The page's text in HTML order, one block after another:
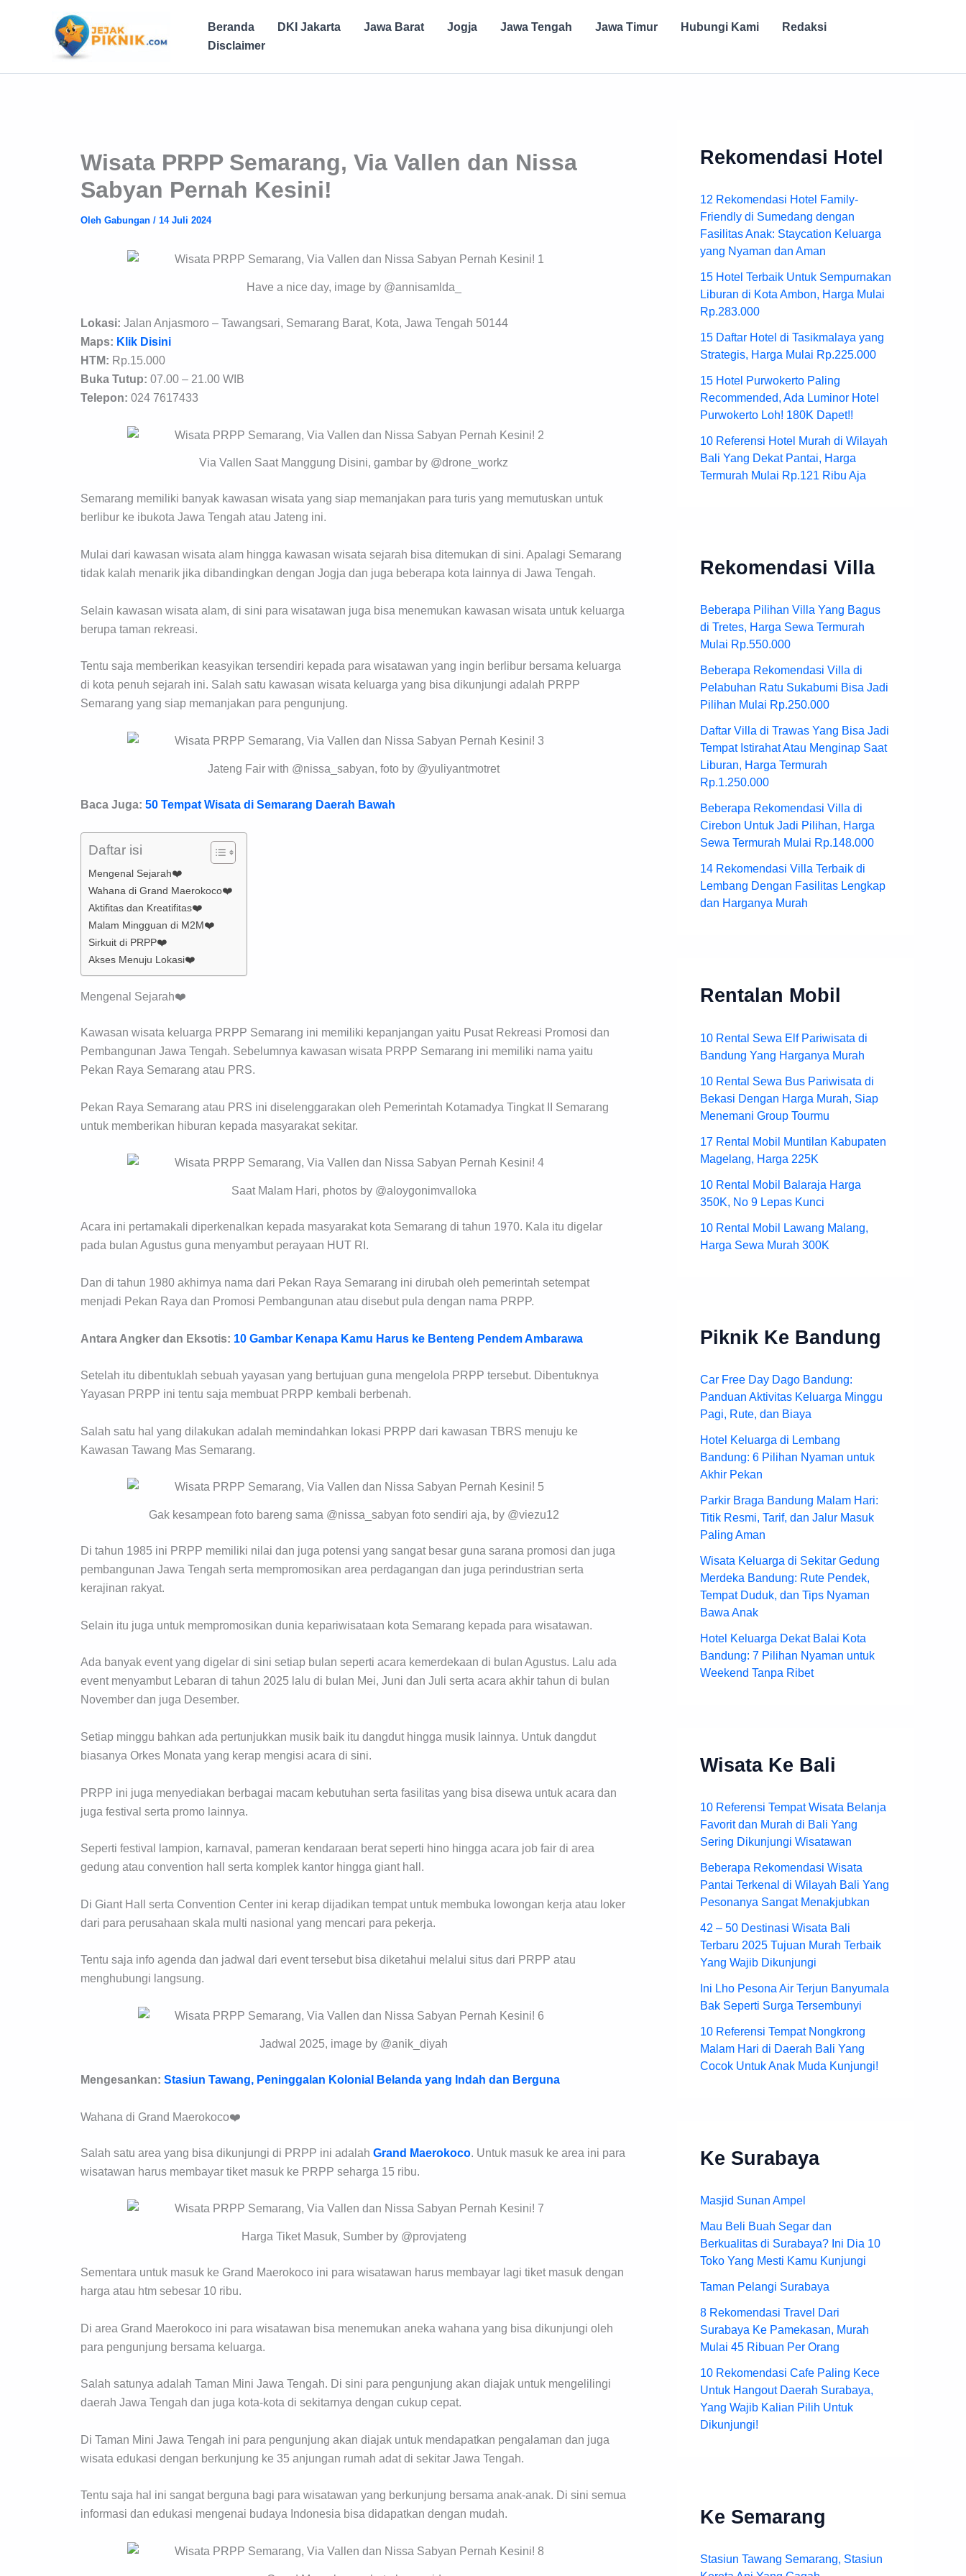
Beranda DKI Jakarta Jawa Barat Jogja Jawa Tengah Jawa Timur Hubungi Kami
Redaksi
Disclaimer
Wisata PRPP Semarang, Via Vallen dan Nissa
Sabyan Pernah Kesini!
Oleh Gabungan / 14 Juli 2024
Have a nice day, image by @annisamlda_
Lokasi: Jalan Anjasmoro – Tawangsari, Semarang Barat, Kota, Jawa Tengah 50144
Maps: Klik Disini
HTM: Rp.15.000
Buka Tutup: 07.00 – 21.00 WIB
Telepon: 024 7617433
Via Vallen Saat Manggung Disini, gambar by @drone_workz
Semarang memiliki banyak kawasan wisata yang siap memanjakan para turis yang memutuskan untuk
berlibur ke ibukota Jawa Tengah atau Jateng ini.
Mulai dari kawasan wisata alam hingga kawasan wisata sejarah bisa ditemukan di sini. Apalagi Semarang
tidak kalah menarik jika dibandingkan dengan Jogja dan juga beberapa kota lainnya di Jawa Tengah.
Selain kawasan wisata alam, di sini para wisatawan juga bisa menemukan kawasan wisata untuk keluarga
berupa taman rekreasi.
Tentu saja memberikan keasyikan tersendiri kepada para wisatawan yang ingin berlibur bersama keluarga
di kota penuh sejarah ini. Salah satu kawasan wisata keluarga yang bisa dikunjungi adalah PRPP
Semarang yang siap memanjakan para pengunjung.
Jateng Fair with @nissa_sabyan, foto by @yuliyantmotret
Baca Juga: 50 Tempat Wisata di Semarang Daerah Bawah
Daftar isi
Mengenal Sejarah❤️
Wahana di Grand Maerokoco❤️
Aktifitas dan Kreatifitas❤️
Malam Mingguan di M2M❤️
Sirkuit di PRPP❤️
Akses Menuju Lokasi❤️
Mengenal Sejarah❤️
Kawasan wisata keluarga PRPP Semarang ini memiliki kepanjangan yaitu Pusat Rekreasi Promosi dan
Pembangunan Jawa Tengah. Sebelumnya kawasan wisata PRPP Semarang ini memiliki nama yaitu
Pekan Raya Semarang atau PRS.
Pekan Raya Semarang atau PRS ini diselenggarakan oleh Pemerintah Kotamadya Tingkat II Semarang
untuk memberikan hiburan kepada masyarakat sekitar.
Saat Malam Hari, photos by @aloygonimvalloka
Acara ini pertamakali diperkenalkan kepada masyarakat kota Semarang di tahun 1970. Kala itu digelar
pada bulan Agustus guna menyambut perayaan HUT RI.
Dan di tahun 1980 akhirnya nama dari Pekan Raya Semarang ini dirubah oleh pemerintah setempat
menjadi Pekan Raya dan Promosi Pembangunan atau disebut pula dengan nama PRPP.
Antara Angker dan Eksotis: 10 Gambar Kenapa Kamu Harus ke Benteng Pendem Ambarawa
Setelah itu dibentuklah sebuah yayasan yang bertujuan guna mengelola PRPP tersebut. Dibentuknya
Yayasan PRPP ini tentu saja membuat PRPP kembali berbenah.
Salah satu hal yang dilakukan adalah memindahkan lokasi PRPP dari kawasan TBRS menuju ke
Kawasan Tawang Mas Semarang.
Gak kesampean foto bareng sama @nissa_sabyan foto sendiri aja, by @viezu12
Di tahun 1985 ini PRPP memiliki nilai dan juga potensi yang sangat besar guna sarana promosi dan juga
pembangunan Jawa Tengah serta mempromosikan area perdagangan dan juga perindustrian serta
kerajinan rakyat.
Selain itu juga untuk mempromosikan dunia kepariwisataan kota Semarang kepada para wisatawan.
Ada banyak event yang digelar di sini setiap bulan seperti acara kemerdekaan di bulan Agustus. Lalu ada
event menyambut Lebaran di tahun 2025 lalu di bulan Mei, Juni dan Juli serta acara akhir tahun di bulan
November dan juga Desember.
Setiap minggu bahkan ada pertunjukkan musik baik itu dangdut hingga musik lainnya. Untuk dangdut
biasanya Orkes Monata yang kerap mengisi acara di sini.
PRPP ini juga menyediakan berbagai macam kebutuhan serta fasilitas yang bisa disewa untuk acara dan
juga festival serta promo lainnya.
Seperti festival lampion, karnaval, pameran kendaraan berat seperti hino hingga acara job fair di area
gedung atau convention hall serta komplek kantor hingga giant hall.
Di Giant Hall serta Convention Center ini kerap dijadikan tempat untuk membuka lowongan kerja atau loker
dari para perusahaan skala multi nasional yang mencari para pekerja.
Tentu saja info agenda dan jadwal dari event tersebut bisa diketahui melalui situs dari PRPP atau
menghubungi langsung.
Jadwal 2025, image by @anik_diyah
Mengesankan: Stasiun Tawang, Peninggalan Kolonial Belanda yang Indah dan Berguna
Wahana di Grand Maerokoco❤️
Salah satu area yang bisa dikunjungi di PRPP ini adalah Grand Maerokoco. Untuk masuk ke area ini para
wisatawan harus membayar tiket masuk ke PRPP seharga 15 ribu.
Harga Tiket Masuk, Sumber by @provjateng
Sementara untuk masuk ke Grand Maerokoco ini para wisatawan harus membayar lagi tiket masuk dengan
harga atau htm sebesar 10 ribu.
Di area Grand Maerokoco ini para wisatawan bisa menemukan aneka wahana yang bisa dikunjungi oleh
para pengunjung bersama keluarga.
Salah satunya adalah Taman Mini Jawa Tengah. Di sini para pengunjung akan diajak untuk mengelilingi
daerah Jawa Tengah dan juga kota-kota di sekitarnya dengan cukup cepat.
Di Taman Mini Jawa Tengah ini para pengunjung akan diajak untuk mendapatkan pengalaman dan juga
wisata edukasi dengan berkunjung ke 35 anjungan rumah adat di sekitar Jawa Tengah.
Tentu saja hal ini sangat berguna bagi para wisatawan yang berkunjung bersama anak-anak. Di sini semua
informasi dan edukasi mengenai budaya Indonesia bisa didapatkan dengan mudah.
Rekomendasi Hotel
12 Rekomendasi Hotel Family-
Friendly di Sumedang dengan
Fasilitas Anak: Staycation Keluarga
yang Nyaman dan Aman
15 Hotel Terbaik Untuk Sempurnakan
Liburan di Kota Ambon, Harga Mulai
Rp.283.000
15 Daftar Hotel di Tasikmalaya yang
Strategis, Harga Mulai Rp.225.000
15 Hotel Purwokerto Paling
Recommended, Ada Luminor Hotel
Purwokerto Loh! 180K Dapet!!
10 Referensi Hotel Murah di Wilayah
Bali Yang Dekat Pantai, Harga
Termurah Mulai Rp.121 Ribu Aja
Rekomendasi Villa
Beberapa Pilihan Villa Yang Bagus
di Tretes, Harga Sewa Termurah
Mulai Rp.550.000
Beberapa Rekomendasi Villa di
Pelabuhan Ratu Sukabumi Bisa Jadi
Pilihan Mulai Rp.250.000
Daftar Villa di Trawas Yang Bisa Jadi
Tempat Istirahat Atau Menginap Saat
Liburan, Harga Termurah
Rp.1.250.000
Beberapa Rekomendasi Villa di
Cirebon Untuk Jadi Pilihan, Harga
Sewa Termurah Mulai Rp.148.000
14 Rekomendasi Villa Terbaik di
Lembang Dengan Fasilitas Lengkap
dan Harganya Murah
Rentalan Mobil
10 Rental Sewa Elf Pariwisata di
Bandung Yang Harganya Murah
10 Rental Sewa Bus Pariwisata di
Bekasi Dengan Harga Murah, Siap
Menemani Group Tourmu
17 Rental Mobil Muntilan Kabupaten
Magelang, Harga 225K
10 Rental Mobil Balaraja Harga
350K, No 9 Lepas Kunci
10 Rental Mobil Lawang Malang,
Harga Sewa Murah 300K
Piknik Ke Bandung
Car Free Day Dago Bandung:
Panduan Aktivitas Keluarga Minggu
Pagi, Rute, dan Biaya
Hotel Keluarga di Lembang
Bandung: 6 Pilihan Nyaman untuk
Akhir Pekan
Parkir Braga Bandung Malam Hari:
Titik Resmi, Tarif, dan Jalur Masuk
Paling Aman
Wisata Keluarga di Sekitar Gedung
Merdeka Bandung: Rute Pendek,
Tempat Duduk, dan Tips Nyaman
Bawa Anak
Hotel Keluarga Dekat Balai Kota
Bandung: 7 Pilihan Nyaman untuk
Weekend Tanpa Ribet
Wisata Ke Bali
10 Referensi Tempat Wisata Belanja
Favorit dan Murah di Bali Yang
Sering Dikunjungi Wisatawan
Beberapa Rekomendasi Wisata
Pantai Terkenal di Wilayah Bali Yang
Pesonanya Sangat Menakjubkan
42 – 50 Destinasi Wisata Bali
Terbaru 2025 Tujuan Murah Terbaik
Yang Wajib Dikunjungi
Ini Lho Pesona Air Terjun Banyumala
Bak Seperti Surga Tersembunyi
10 Referensi Tempat Nongkrong
Malam Hari di Daerah Bali Yang
Cocok Untuk Anak Muda Kunjungi!
Ke Surabaya
Masjid Sunan Ampel
Mau Beli Buah Segar dan
Berkualitas di Surabaya? Ini Dia 10
Toko Yang Mesti Kamu Kunjungi
Taman Pelangi Surabaya
8 Rekomendasi Travel Dari
Surabaya Ke Pamekasan, Murah
Mulai 45 Ribuan Per Orang
10 Rekomendasi Cafe Paling Kece
Untuk Hangout Daerah Surabaya,
Yang Wajib Kalian Pilih Untuk
Dikunjungi!
Ke Semarang
Stasiun Tawang Semarang, Stasiun